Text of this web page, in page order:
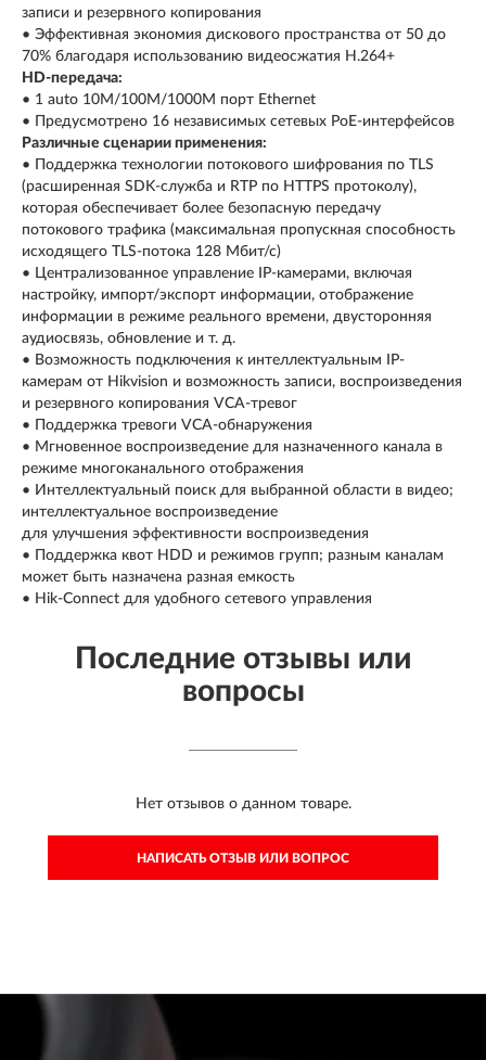
записи и резервного копирования
• Эффективная экономия дискового пространства от 50 до
70% благодаря использованию видеосжатия H.264+
HD-передача:
• 1 auto 10M/100M/1000M порт Ethernet
• Предусмотрено 16 независимых сетевых PoE-интерфейсов
Различные сценарии применения:
• Поддержка технологии потокового шифрования по TLS
(расширенная SDK-служба и RTP по HTTPS протоколу),
которая обеспечивает более безопасную передачу
потокового трафика (максимальная пропускная способность
исходящего TLS-потока 128 Мбит/с)
• Централизованное управление IP-камерами, включая
настройку, импорт/экспорт информации, отображение
информации в режиме реального времени, двусторонняя
аудиосвязь, обновление и т. д.
• Возможность подключения к интеллектуальным IP-
камерам от Hikvision и возможность записи, воспроизведения
и резервного копирования VCA-тревог
• Поддержка тревоги VCA-обнаружения
• Мгновенное воспроизведение для назначенного канала в
режиме многоканального отображения
• Интеллектуальный поиск для выбранной области в видео;
интеллектуальное воспроизведение
для улучшения эффективности воспроизведения
• Поддержка квот HDD и режимов групп; разным каналам
может быть назначена разная емкость
• Hik-Connect для удобного сетевого управления
Последние отзывы или
вопросы
Нет отзывов о данном товаре.
НАПИСАТЬ ОТЗЫВ ИЛИ ВОПРОС